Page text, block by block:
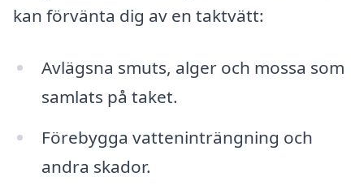
kan förvänta dig av en taktvätt:
Avlägsna smuts, alger och mossa som
samlats på taket.
Förebygga vatteninträngning och
andra skador.